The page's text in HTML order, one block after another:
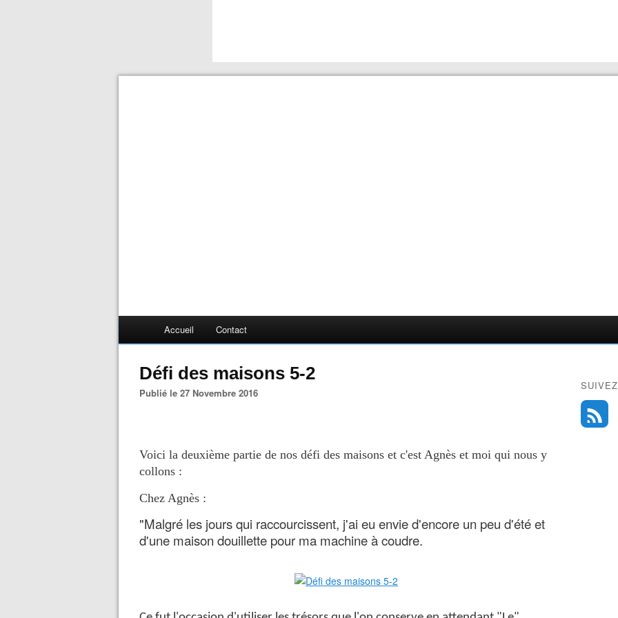
Accueil Contact
Défi des maisons 5-2
Publié le 27 Novembre 2016
Voici la deuxième partie de nos défi des maisons et c'est Agnès et moi qui nous y
collons :
Chez Agnès :
"Malgré les jours qui raccourcissent, j'ai eu envie d'encore un peu d'été et
d'une maison douillette pour ma machine à coudre.